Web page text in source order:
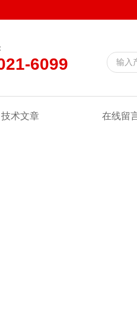
6099
技术文章 在线留